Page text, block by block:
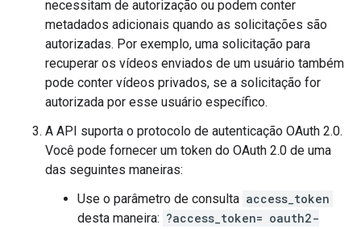
necessitam de autorização ou podem conter
metadados adicionais quando as solicitações são
autorizadas. Por exemplo, uma solicitação para
recuperar os vídeos enviados de um usuário também
pode conter vídeos privados, se a solicitação for
autorizada por esse usuário específico.
A API suporta o protocolo de autenticação OAuth 2.0.
Você pode fornecer um token do OAuth 2.0 de uma
das seguintes maneiras:
Use o parâmetro de consulta access_token
desta maneira: ?access_token= oauth2-